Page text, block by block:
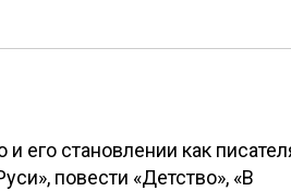
его становлении как
повести «Детство», «В